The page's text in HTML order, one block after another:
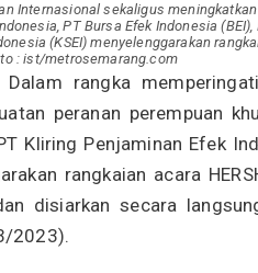
Internasional sekaligus
PT Bursa Efek Indonesia
(KSEI) menyelenggarakan
: ist/metrosemarang.com
rangka
peranan perempuan
Kliring Penjaminan Efek
rangkaian acara
disiarkan secara
2023).